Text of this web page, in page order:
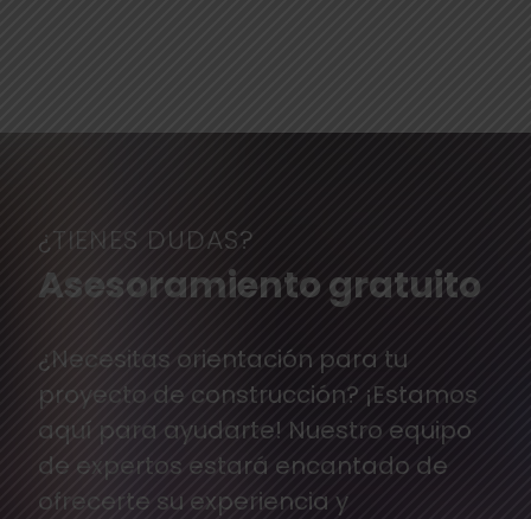
¿TIENES DUDAS?
Asesoramiento gratuito
¿Necesitas orientación para tu
proyecto de construcción? ¡Estamos
aquí para ayudarte! Nuestro equipo
de expertos estará encantado de
ofrecerte su experiencia y